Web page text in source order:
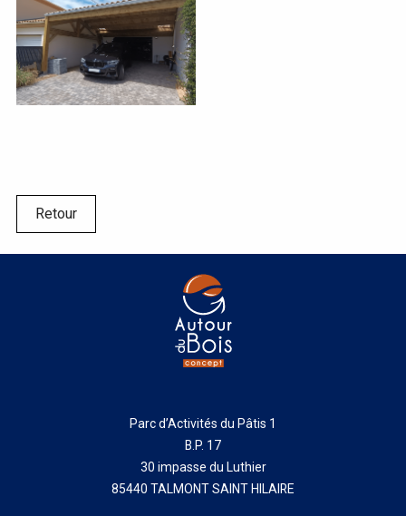
Retour
Parc d’Activités du Pâtis 1
B.P. 17
30 impasse du Luthier
85440 TALMONT SAINT HILAIRE